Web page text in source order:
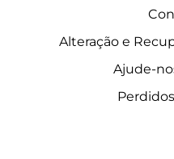
Alteração e
Ajude-